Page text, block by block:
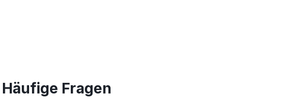
Häufige Fragen